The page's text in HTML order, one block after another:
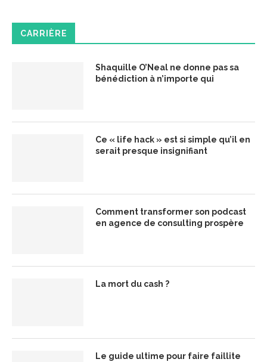
CARRIÈRE
Shaquille O’Neal ne donne pas sa
bénédiction à n’importe qui
Ce « life hack » est si simple qu’il en
serait presque insignifiant
Comment transformer son podcast
en agence de consulting prospère
La mort du cash ?
Le guide ultime pour faire faillite